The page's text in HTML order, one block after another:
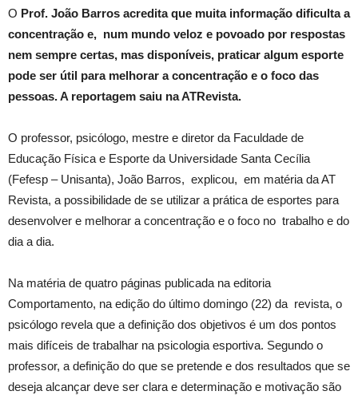
O Prof. João Barros acredita que muita informação dificulta a
concentração e, num mundo veloz e povoado por respostas
nem sempre certas, mas disponíveis, praticar algum esporte
pode ser útil para melhorar a concentração e o foco das
pessoas. A reportagem saiu na ATRevista.
O professor, psicólogo, mestre e diretor da Faculdade de
Educação Física e Esporte da Universidade Santa Cecília
(Fefesp – Unisanta), João Barros, explicou, em matéria da AT
Revista, a possibilidade de se utilizar a prática de esportes para
desenvolver e melhorar a concentração e o foco no trabalho e do
dia a dia.
Na matéria de quatro páginas publicada na editoria
Comportamento, na edição do último domingo (22) da revista, o
psicólogo revela que a definição dos objetivos é um dos pontos
mais difíceis de trabalhar na psicologia esportiva. Segundo o
professor, a definição do que se pretende e dos resultados que se
deseja alcançar deve ser clara e determinação e motivação são